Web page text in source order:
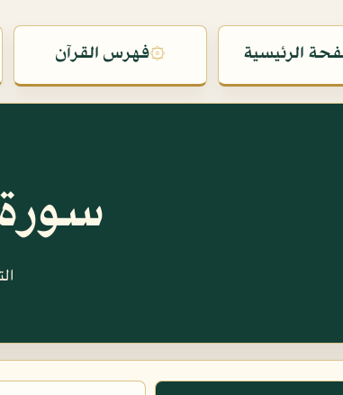
الرئيسية ۞فهرس القرآن
سورة